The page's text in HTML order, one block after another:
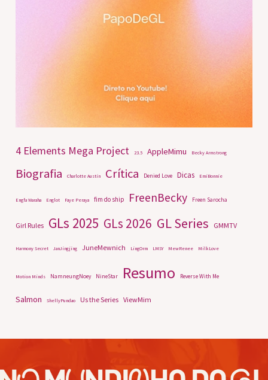
4 Elements Mega Project 23.5 AppleMimu Becky Armstrong
Biografia Charlotte Austin Crítica Denied Love Dicas EmiBonnie
Engfa Waraha Englot Faye Peraya fim do ship FreenBecky Freen Sarocha
Girl Rules GLs 2025 GLs 2026 GL Series GMMTV
Harmony Secret JanJingjing JuneMewnich LingOrm LMSY MewRenee MilkLove
Motion Minds NamneungNoey NineStar Resumo Reverse With Me
Salmon ShellyPundao Us the Series ViewMim